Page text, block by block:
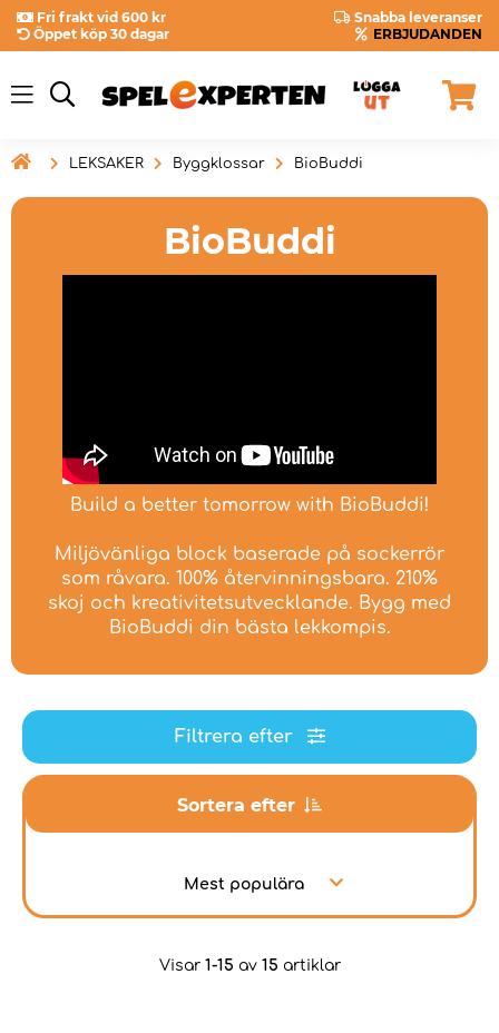
Fri frakt vid 600 kr
Snabba leveranser
Öppet köp 30 dagar
ERBJUDANDEN
 LEKSAKER Byggklossar BioBuddi
BioBuddi
Build a better tomorrow with BioBuddi!
Miljövänliga block baserade på sockerrör
som råvara. 100% återvinningsbara. 210%
skoj och kreativitetsutvecklande. Bygg med
BioBuddi din bästa lekkompis.
Filtrera efter
Sortera efter
Mest populära
Visar 1-15 av 15 artiklar